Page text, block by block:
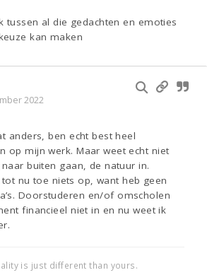
tussen al die gedachten en emoties
kan maken
2022
anders, ben echt best heel
op mijn werk. Maar weet echt niet
buiten gaan, de natuur in.
nu toe niets op, want heb geen
Doorstuderen en/of omscholen
financieel niet in en nu weet ik
is just different than yours.